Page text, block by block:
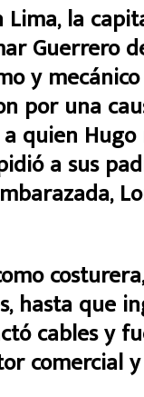
Lima, la
Guerrero
y
por una
quien
a sus
hasta que
cables y
comercial